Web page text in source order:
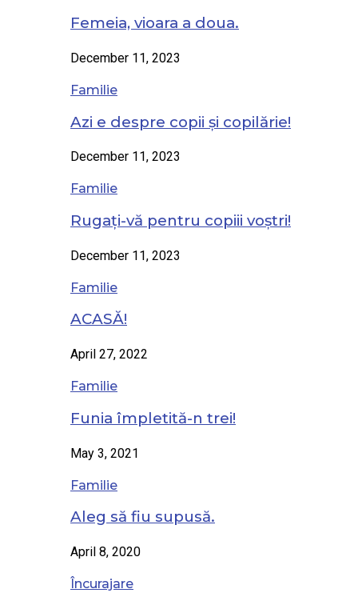
Femeia, vioara a doua.
December 11, 2023
Familie
Azi e despre copii și copilărie!
December 11, 2023
Familie
Rugați-vă pentru copiii voștri!
December 11, 2023
Familie
ACASĂ!
April 27, 2022
Familie
Funia împletită-n trei!
May 3, 2021
Familie
Aleg să fiu supusă.
April 8, 2020
Încurajare